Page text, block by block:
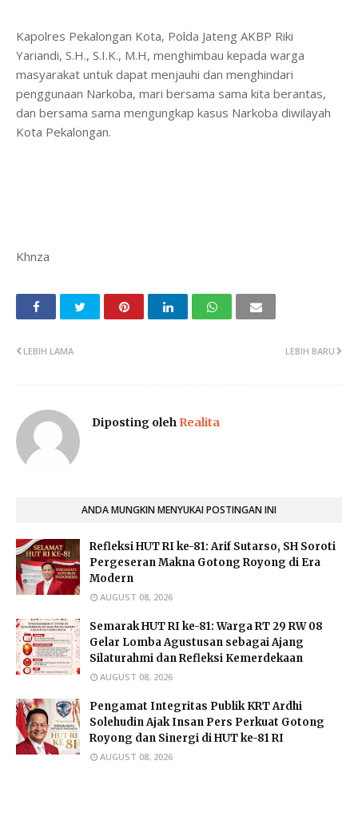
Kapolres Pekalongan Kota, Polda Jateng AKBP Riki
Yariandi, S.H., S.I.K., M.H, menghimbau kepada warga
masyarakat untuk dapat menjauhi dan menghindari
penggunaan Narkoba, mari bersama sama kita berantas,
dan bersama sama mengungkap kasus Narkoba diwilayah
Kota Pekalongan.
Khnza
LEBIH BARU
LEBIH LAMA
Diposting oleh Realita
ANDA MUNGKIN MENYUKAI POSTINGAN INI
Refleksi HUT RI ke-81: Arif Sutarso, SH Soroti
Pergeseran Makna Gotong Royong di Era
Modern
AUGUST 08, 2026
Semarak HUT RI ke-81: Warga RT 29 RW 08
Gelar Lomba Agustusan sebagai Ajang
Silaturahmi dan Refleksi Kemerdekaan
AUGUST 08, 2026
Pengamat Integritas Publik KRT Ardhi
Solehudin Ajak Insan Pers Perkuat Gotong
Royong dan Sinergi di HUT ke-81 RI
AUGUST 08, 2026